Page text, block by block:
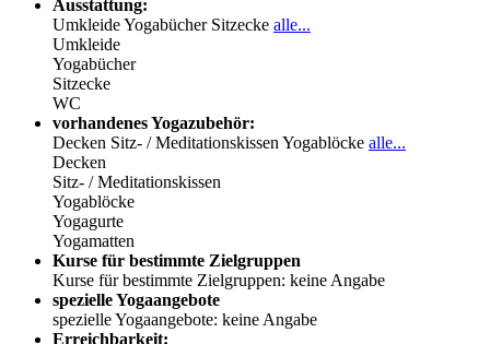
Ausstattung:
UmkleideYogabücher Sitzecke alle...
Umkleide
Yogabücher
Sitzecke
WC
vorhandenes Yogazubehör:
Decken Sitz- / Meditationskissen Yogablöcke alle...
Decken
Sitz- / Meditationskissen
Yogablöcke
Yogagurte
Yogamatten
Kurse für bestimmte Zielgruppen
Kurse für bestimmte Zielgruppen: keine Angabe
spezielle Yogaangebote
spezielle Yogaangebote: keine Angabe
Erreichbarkeit: